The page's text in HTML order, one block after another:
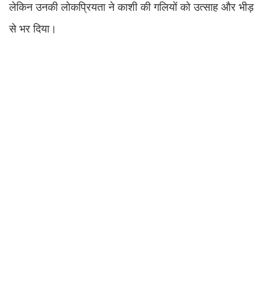
लेकिन उनकी लोकप्रियता ने काशी की गलियों को उत्साह और भीड़
से भर दिया।